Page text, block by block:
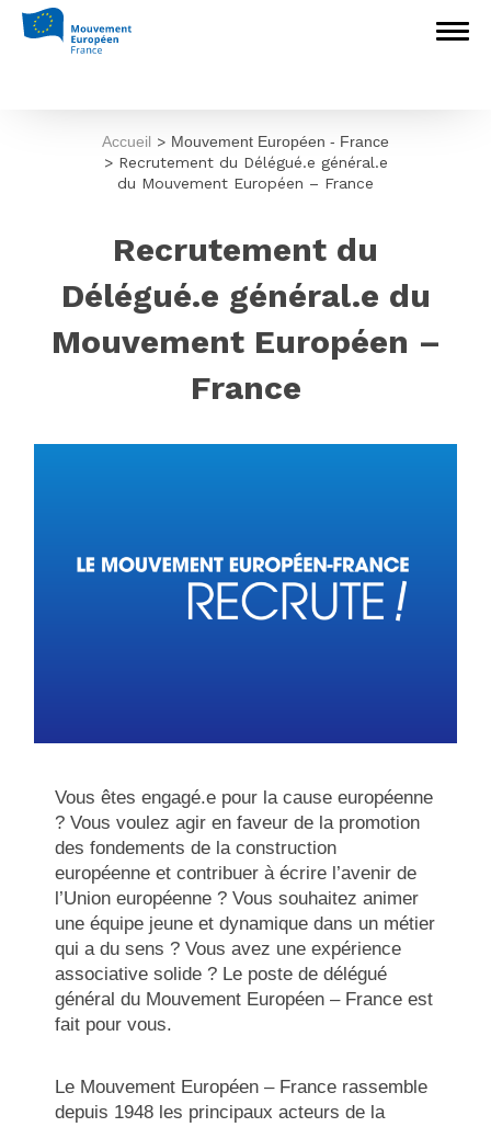
Accueil > Mouvement Européen - France
> Recrutement du Délégué.e général.e
du Mouvement Européen – France
Recrutement du
Délégué.e général.e du
Mouvement Européen –
France
Vous êtes engagé.e pour la cause européenne
? Vous voulez agir en faveur de la promotion
des fondements de la construction
européenne et contribuer à écrire l’avenir de
l’Union européenne ? Vous souhaitez animer
une équipe jeune et dynamique dans un métier
qui a du sens ? Vous avez une expérience
associative solide ? Le poste de délégué
général du Mouvement Européen – France est
fait pour vous.
Le Mouvement Européen – France rassemble
depuis 1948 les principaux acteurs de la